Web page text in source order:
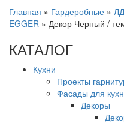
Главная » Гардеробные »
EGGER » Декор Черный /
КАТАЛОГ
Кухни
Проекты
Фасады для
Декоры